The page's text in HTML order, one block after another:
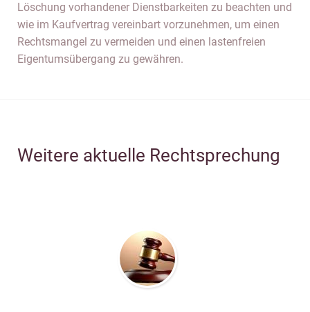
Löschung vorhandener Dienstbarkeiten zu beachten und
wie im Kaufvertrag vereinbart vorzunehmen, um einen
Rechtsmangel zu vermeiden und einen lastenfreien
Eigentumsübergang zu gewähren.
Weitere aktuelle Rechtsprechung